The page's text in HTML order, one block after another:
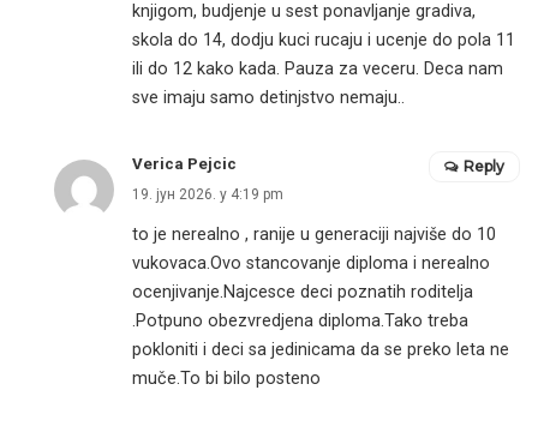
knjigom, budjenje u sest ponavljanje gradiva,
skola do 14, dodju kuci rucaju i ucenje do pola 11
ili do 12 kako kada. Pauza za veceru. Deca nam
sve imaju samo detinjstvo nemaju..
Verica Pejcic
19. јун 2026. у 4:19 pm
to je nerealno , ranije u generaciji najviše do 10
vukovaca.Ovo stancovanje diploma i nerealno
ocenjivanje.Najcesce deci poznatih roditelja
.Potpuno obezvredjena diploma.Tako treba
pokloniti i deci sa jedinicama da se preko leta ne
muče.To bi bilo posteno
Reply